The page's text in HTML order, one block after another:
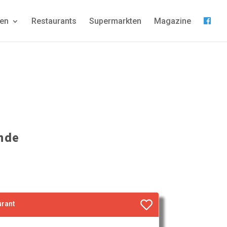
Restaurants Supermarkten Magazine